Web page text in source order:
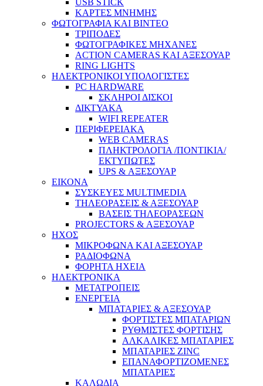
USB STICK
ΚΑΡΤΕΣ ΜΝΗΜΗΣ
ΦΩΤΟΓΡΑΦΙΑ ΚΑΙ ΒΙΝΤΕΟ
ΤΡΙΠΟΔΕΣ
ΦΩΤΟΓΡΑΦΙΚΕΣ ΜΗΧΑΝΕΣ
ACTION CAMERAS KAI ΑΞΕΣΟΥΑΡ
RING LIGHTS
ΗΛΕΚΤΡΟΝΙΚΟΙ ΥΠΟΛΟΓΙΣΤΕΣ
PC HARDWARE
ΣΚΛΗΡΟΙ ΔΙΣΚΟΙ
ΔΙΚΤΥΑΚΑ
WIFI REPEATER
ΠΕΡΙΦΕΡΕΙΑΚΑ
WEB CAMERAS
ΠΛΗΚΤΡΟΛΟΓΙΑ /ΠΟΝΤΙΚΙΑ/
ΕΚΤΥΠΩΤΕΣ
UPS & ΑΞΕΣΟΥΑΡ
ΕΙΚΟΝΑ
ΣΥΣΚΕΥΕΣ MULTIMEDIA
ΤΗΛΕΟΡΑΣΕΙΣ & ΑΞΕΣΟΥΑΡ
ΒΑΣΕΙΣ ΤΗΛΕΟΡΑΣΕΩΝ
PROJECTORS & ΑΞΕΣΟΥΑΡ
ΗΧΟΣ
ΜΙΚΡΟΦΩΝΑ ΚΑΙ ΑΞΕΣΟΥΑΡ
ΡΑΔΙΟΦΩΝΑ
ΦΟΡΗΤΑ ΗΧΕΙΑ
ΗΛΕΚΤΡΟΝΙΚΑ
ΜΕΤΑΤΡΟΠΕΙΣ
ΕΝΕΡΓΕΙΑ
ΜΠΑΤΑΡΙΕΣ & ΑΞΕΣΟΥΑΡ
ΦΟΡΤΙΣΤΕΣ ΜΠΑΤΑΡΙΩΝ
ΡΥΘΜΙΣΤΕΣ ΦΟΡΤΙΣΗΣ
ΑΛΚΑΛΙΚΕΣ ΜΠΑΤΑΡΙΕΣ
ΜΠΑΤΑΡΙΕΣ ZINC
ΕΠΑΝΑΦΟΡΤΙΖΟΜΕΝΕΣ
ΜΠΑΤΑΡΙΕΣ
ΚΑΛΩΔΙΑ